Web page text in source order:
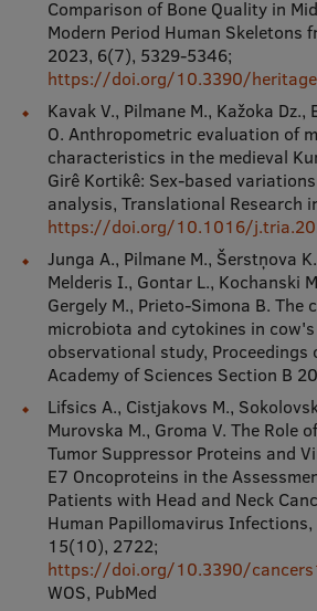
Comparison of Bone Quality in
Modern Period Human Skeletons
2023, 6(7), 5329-5346;
https://doi.org/10.3390/
Kavak V., Pilmane M., Kažoka Dz.,
O. Anthropometric evaluation of
characteristics in the medieval
Girê Kortikê: Sex-based
analysis, Translational Research
https://doi.org/10.1016/
Junga A., Pilmane M., Šerstņova
Melderis I., Gontar L., Kochanski
Gergely M., Prieto-Simona B. The
microbiota and cytokines in
observational study, Proceedings
Academy of Sciences Section B
Lifsics A., Cistjakovs M.,
Murovska M., Groma V. The Role
Tumor Suppressor Proteins and
E7 Oncoproteins in the
Patients with Head and Neck
Human Papillomavirus Infections,
15(10), 2722;
https://doi.org/10.3390/
WOS, PubMed